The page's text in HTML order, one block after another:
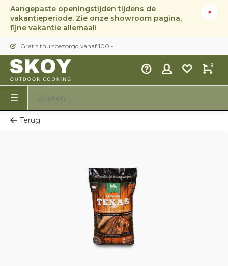
Aangepaste openingstijden tijdens de
vakantieperiode. Zie onze showroom pagina,
fijne vakantie allemaal!
Gratis thuisbezorgd vanaf 100,-
0
Terug